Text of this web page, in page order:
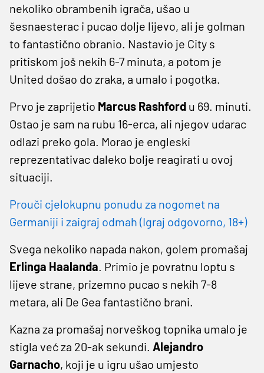
nekoliko obrambenih igrača, ušao u
šesnaesterac i pucao dolje lijevo, ali je golman
to fantastično obranio. Nastavio je City s
pritiskom još nekih 6-7 minuta, a potom je
United došao do zraka, a umalo i pogotka.
Prvo je zaprijetio Marcus Rashford u 69. minuti.
Ostao je sam na rubu 16-erca, ali njegov udarac
odlazi preko gola. Morao je engleski
reprezentativac daleko bolje reagirati u ovoj
situaciji.
Prouči cjelokupnu ponudu za nogomet na
Germaniji i zaigraj odmah (Igraj odgovorno, 18+)
Svega nekoliko napada nakon, golem promašaj
Erlinga Haalanda. Primio je povratnu loptu s
lijeve strane, prizemno pucao s nekih 7-8
metara, ali De Gea fantastično brani.
Kazna za promašaj norveškog topnika umalo je
stigla već za 20-ak sekundi. Alejandro
Garnacho, koji je u igru ušao umjesto